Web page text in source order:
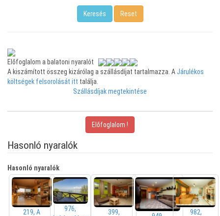
Előfoglalom a balatoni nyaralót
A kiszámított összeg kizárólag a szállásdíjat tartalmazza. AJárulékos
költségek felsorolását itt találja.
Szállásdíjak megtekintése
Előfoglalom !
Hasonló nyaralók
Hasonló nyaralók
219, A
976,
399,
982,